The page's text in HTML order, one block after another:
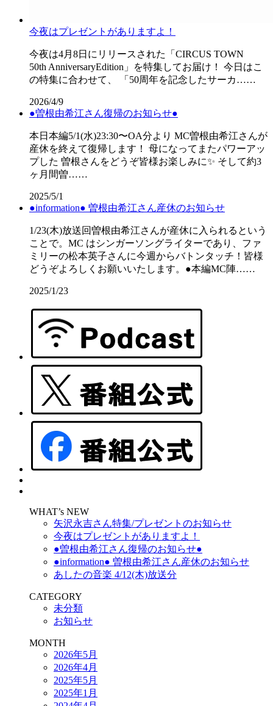
今夜はプレゼントがありますよ！
今夜は4月8日にリリースされた「CIRCUS TOWN
50th AnniversaryEdition」を特集してお届け！ 今日はこ
の特集に合わせて、 「50周年を記念したサーカ……
2026/4/9
●曽根由希江さん復帰のお知らせ●
本日本編5/1(水)23:30〜OA分より MC曽根由希江さんが
産休を終えて復帰します！ 母になってまたパワーアッ
プした 曽根さんをどうぞ皆様お楽しみに✨ そして約3
ヶ月間曽……
2025/5/1
●information● 曽根由希江さん産休のお知らせ
1/23(木)放送回曽根由希江さんが産休に入られるという
ことで。MC はシンガーソングライターであり、ファ
ミリーの松本英子さんに今週からバトンタッチ！皆様
どうぞよろしくお願いいたします。●本編MC陣……
2025/1/23
WHAT’s NEW
矢沢永吉さん特集/プレゼントのお知らせ
今夜はプレゼントがありますよ！
●曽根由希江さん復帰のお知らせ●
●information● 曽根由希江さん産休のお知らせ
あしたの音楽 4/12(木)放送分
CATEGORY
未分類
お知らせ
MONTH
2026年5月
2026年4月
2025年5月
2025年1月